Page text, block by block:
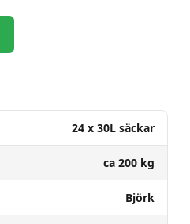
24 x 30L säckar
ca 200 kg
Björk